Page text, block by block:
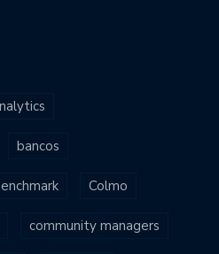
bancos
Colmo
community managers